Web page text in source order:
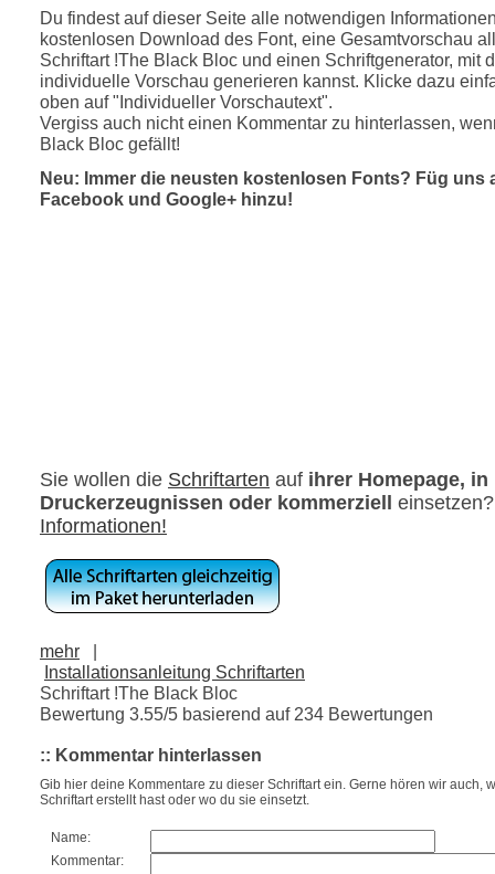
Du findest auf dieser Seite alle notwendigen
kostenlosen Download des Font, eine Gesamtvorschau
Schriftart !The Black Bloc und einen Schriftgenerator, mit
individuelle Vorschau generieren kannst. Klicke dazu
oben auf "Individueller Vorschautext".
Vergiss auch nicht einen Kommentar zu hinterlassen,
Black Bloc gefällt!
Neu: Immer die neusten kostenlosen Fonts? Füg uns
Facebook und Google+ hinzu!
Sie wollen die Schriftarten auf ihrer Homepage, in
Druckerzeugnissen oder kommerziell
Informationen!
mehr
|
Installationsanleitung Schriftarten
Schriftart !The Black Bloc
Bewertung 3.55/5 basierend auf 234 Bewertungen
:: Kommentar hinterlassen
Gib hier deine Kommentare zu dieser Schriftart ein. Gerne hören wir auch,
Schriftart erstellt hast oder wo du sie einsetzt.
Name:
Kommentar: